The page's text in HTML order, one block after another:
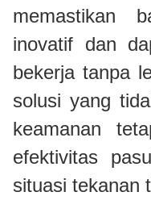
memastikan
inovatif dan
bekerja tanpa
solusi yang
keamanan
efektivitas
situasi tekanan